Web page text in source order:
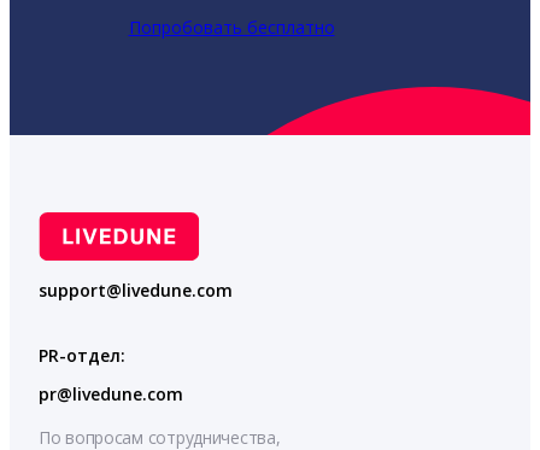
Попробовать бесплатно
support@livedune.com
PR-отдел:
pr@livedune.com
По вопросам сотрудничества,